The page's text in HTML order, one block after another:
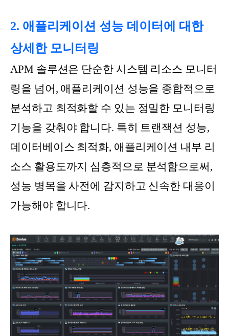
2. 애플리케이션 성능 데이터에 대한
상세한 모니터링
APM 솔루션은 단순한 시스템 리소스 모니터
링을 넘어, 애플리케이션 성능을 종합적으로
분석하고 최적화할 수 있는 정밀한 모니터링
기능을 갖춰야 합니다. 특히 트랜잭션 성능,
데이터베이스 최적화, 애플리케이션 내부 리
소스 활용도까지 심층적으로 분석함으로써,
성능 병목을 사전에 감지하고 신속한 대응이
가능해야 합니다.